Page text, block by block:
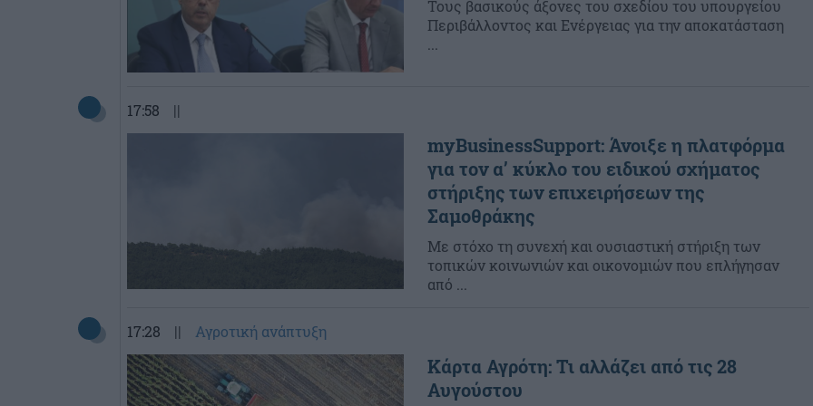
Τους βασικούς άξονες του σχεδίου του υπουργείου
Περιβάλλοντος και Ενέργειας για την αποκατάσταση
...
17:58 ||
myBusinessSupport: Άνοιξε η πλατφόρμα
για τον α’ κύκλο του ειδικού σχήματος
στήριξης των επιχειρήσεων της
Σαμοθράκης
Με στόχο τη συνεχή και ουσιαστική στήριξη των
τοπικών κοινωνιών και οικονομιών που επλήγησαν
από ...
17:28 || Αγροτική ανάπτυξη
Κάρτα Αγρότη: Τι αλλάζει από τις 28
Αυγούστου